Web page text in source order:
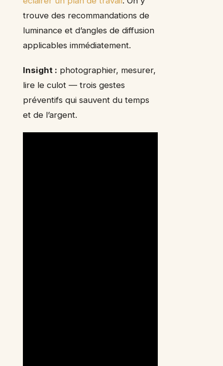
trouve des recommandations de
luminance et d’angles de diffusion
applicables immédiatement.
Insight : photographier, mesurer,
lire le culot — trois gestes
préventifs qui sauvent du temps
et de l’argent.